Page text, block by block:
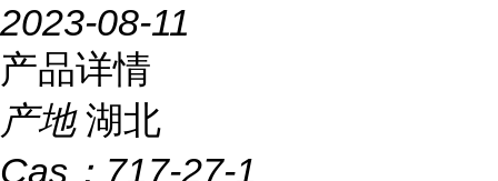
2023-08-11
产品详情
产地 湖北
Cas： 717-27-1